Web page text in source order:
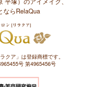
ならRelaQua
クア」は登録商標です。
号 第4965456号